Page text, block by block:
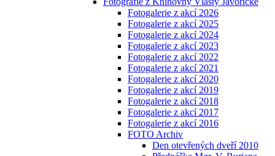
Fotogalerie z akcí 2026
Fotogalerie z akcí 2025
Fotogalerie z akcí 2024
Fotogalerie z akcí 2023
Fotogalerie z akcí 2022
Fotogalerie z akcí 2021
Fotogalerie z akcí 2020
Fotogalerie z akcí 2019
Fotogalerie z akcí 2018
Fotogalerie z akcí 2017
Fotogalerie z akcí 2016
FOTO Archiv
Den otevřených dveří 2010